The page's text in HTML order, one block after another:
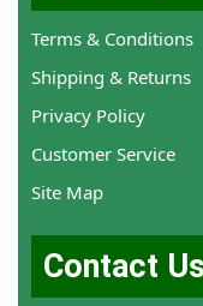
Terms & Conditions
Shipping & Returns
Privacy Policy
Customer Service
Site Map
Contact Us